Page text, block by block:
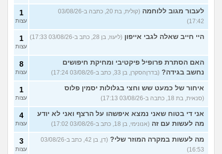
לעבור מגוב ללוחמה
(קולית, בת 20, כתבה ב-03/08/26
17:42)
1
עצות
היי חייב שאלה לגבי אייפון (ליעוז, בן 28, כתב ב-03/08/26 17:33) 1
עצות
האם הסתרת פרופיל פיקטיבי ומחיקת חיפושים
נחשב בגידה? (בדרןהסקרן, בן 33, כתב ב-03/08/26 17:24)
8
עצות
איחור של כמעט שש וחצי בגלולות יסמין פלוס
(סנאית, בת 18, כתבה ב-03/08/26 17:13)
1
עצות
אני די בטוח שאני נמצא איפשהו על הרצף ואני לא יודע
מה לעשות עם זה (אנונימי, בן 18, כתב ב-03/08/26 17:02)
4
עצות
מה לעשות במקרה המוזר שלי?
(דן, בן 42, כתב ב-03/08/26
16:53)
3
עצות